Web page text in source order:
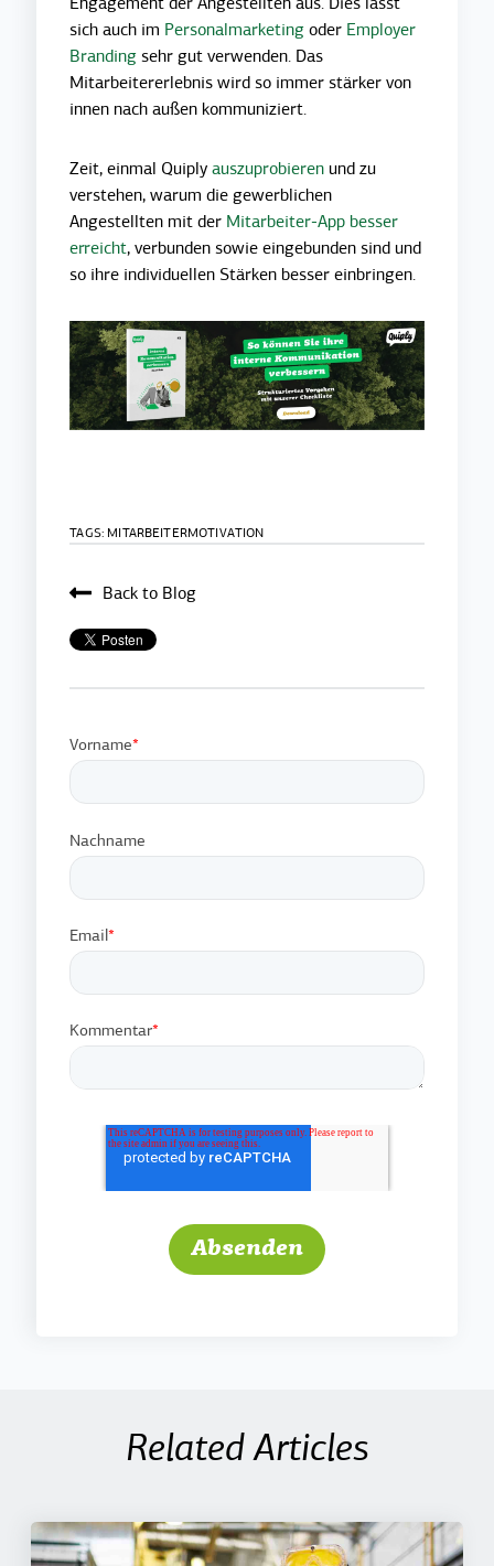
sich auch im Personalmarketing oder Employer
Branding sehr gut verwenden. Das
Mitarbeitererlebnis wird so immer stärker von
innen nach außen kommuniziert.
Zeit, einmal Quiplyauszuprobieren und zu
verstehen, warum die gewerblichen
Angestellten mit der Mitarbeiter-App besser
erreicht, verbunden sowie eingebunden sind und
so ihre individuellen Stärken besser einbringen.
TAGS: MITARBEITERMOTIVATION
Back to Blog
Vorname*
Nachname
Email*
Kommentar*
Related Articles